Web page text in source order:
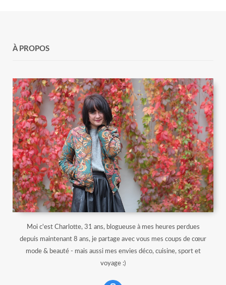
À PROPOS
Moi c'est Charlotte, 31 ans, blogueuse à mes heures perdues
depuis maintenant 8 ans, je partage avec vous mes coups de cœur
mode & beauté - mais aussi mes envies déco, cuisine, sport et
voyage :)